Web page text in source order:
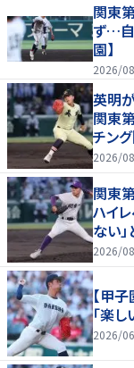
関東
ず…自
園】
2026/
英明
関東
チン
2026/
関東
ハイ
ない
2026/
【甲
「楽
2026/